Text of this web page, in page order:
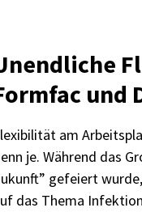
und
am
je. Während das
gefeiert
das Thema